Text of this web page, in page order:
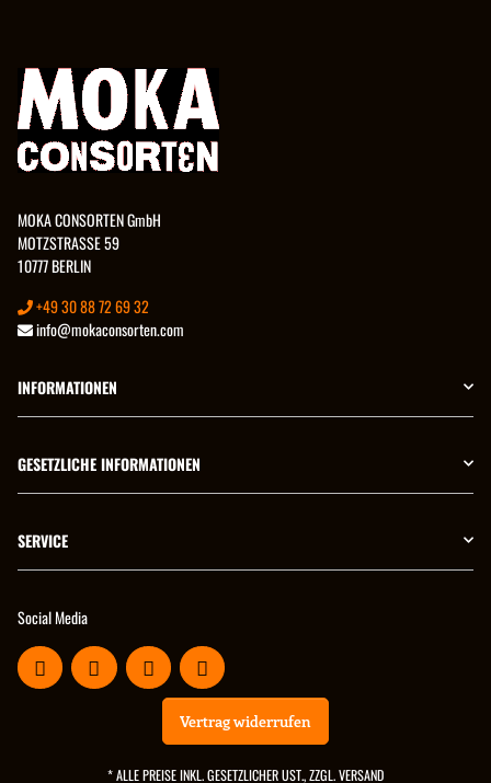
MOKA CONSORTEN GmbH
MOTZSTRASSE 59
10777 BERLIN
+49 30 88 72 69 32
info@mokaconsorten.com
INFORMATIONEN
GESETZLICHE INFORMATIONEN
SERVICE
Social Media
Vertrag widerrufen
* ALLE PREISE INKL. GESETZLICHER UST., ZZGL.VERSAND